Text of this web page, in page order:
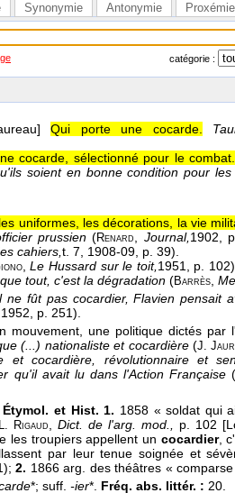
Synonymie Antonymie Proxémie
catégorie :
Qui porte une cocarde.
cocarde, sélectionné pour le combat.
soient en bonne condition pour
uniformes, les décorations, la vie
prussien (Renard Journal, 1902 ,
cahiers, t. 7 , 1908-09 , p. 39).
,Le Hussard sur le toit, 1951 , p.
tout, c'est la dégradation (Barrès
ne fût pas cocardier, Flavien pensait
1952 , p. 251).
mouvement, une politique dictés par
(...) nationaliste et cocardière(J.
et cocardière, révolutionnaire et
qu'il avait lu dans l'Action Française (
Étymol. et Hist. 1. 1858 « soldat qui
L. Rigaud ,Dict. de l'arg. mod., p. 102
les troupiers appellent un cocardier,
par leur tenue soignée et
2. 1866 arg. des théâtres «
*; suff. -ier*. Fréq. abs. littér. : 20.